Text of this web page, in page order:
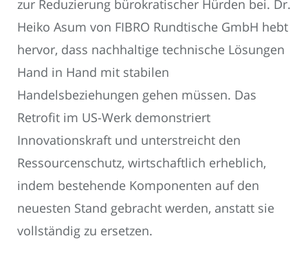
zur Reduzierung bürokratischer Hürden bei. Dr.
Heiko Asum von FIBRO Rundtische GmbH hebt
hervor, dass nachhaltige technische Lösungen
Hand in Hand mit stabilen
Handelsbeziehungen gehen müssen. Das
Retrofit im US-Werk demonstriert
Innovationskraft und unterstreicht den
Ressourcenschutz, wirtschaftlich erheblich,
indem bestehende Komponenten auf den
neuesten Stand gebracht werden, anstatt sie
vollständig zu ersetzen.